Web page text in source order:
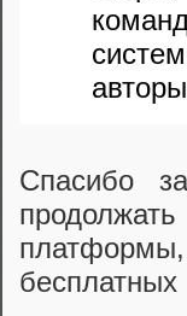
Спасибо
бесплатных